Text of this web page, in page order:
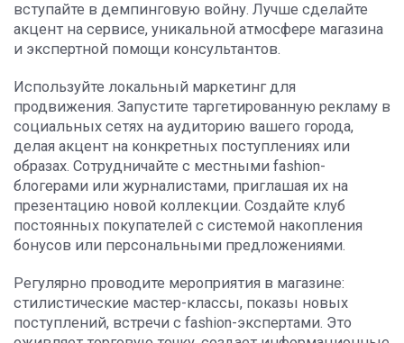
вступайте в демпинговую войну. Лучше сделайте
акцент на сервисе, уникальной атмосфере магазина
и экспертной помощи консультантов.
Используйте локальный маркетинг для
продвижения. Запустите таргетированную рекламу в
социальных сетях на аудиторию вашего города,
делая акцент на конкретных поступлениях или
образах. Сотрудничайте с местными fashion-
блогерами или журналистами, приглашая их на
презентацию новой коллекции. Создайте клуб
постоянных покупателей с системой накопления
бонусов или персональными предложениями.
Регулярно проводите мероприятия в магазине:
стилистические мастер-классы, показы новых
поступлений, встречи с fashion-экспертами. Это